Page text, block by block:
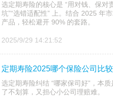
选定期寿险的核心是 “用对钱、保对
坑”“选错适配性” 上。结合 2025 年
产品，轻松避开 90% 的套路。​
2025/9/29 14:21:52
定期寿险2025哪个保险公司比
选定期寿险纠结 “哪家保司好”，本
了不划算，又担心小公司理赔难。